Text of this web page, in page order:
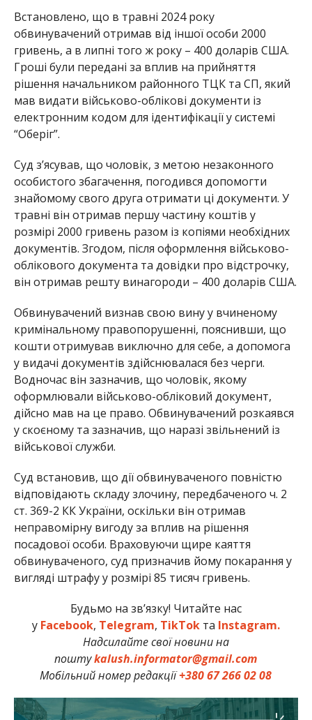
Встановлено, що в травні 2024 року
обвинувачений отримав від іншої особи 2000
гривень, а в липні того ж року – 400 доларів США.
Гроші були передані за вплив на прийняття
рішення начальником районного ТЦК та СП, який
мав видати військово-облікові документи із
електронним кодом для ідентифікації у системі
“Оберіг”.
Суд з’ясував, що чоловік, з метою незаконного
особистого збагачення, погодився допомогти
знайомому свого друга отримати ці документи. У
травні він отримав першу частину коштів у
розмірі 2000 гривень разом із копіями необхідних
документів. Згодом, після оформлення військово-
облікового документа та довідки про відстрочку,
він отримав решту винагороди – 400 доларів США.
Обвинувачений визнав свою вину у вчиненому
кримінальному правопорушенні, пояснивши, що
кошти отримував виключно для себе, а допомога
у видачі документів здійснювалася без черги.
Водночас він зазначив, що чоловік, якому
оформлювали військово-обліковий документ,
дійсно мав на це право. Обвинувачений розкаявся
у скоєному та зазначив, що наразі звільнений із
військової служби.
Суд встановив, що дії обвинуваченого повністю
відповідають складу злочину, передбаченого ч. 2
ст. 369-2 КК України, оскільки він отримав
неправомірну вигоду за вплив на рішення
посадової особи. Враховуючи щире каяття
обвинуваченого, суд призначив йому покарання у
вигляді штрафу у розмірі 85 тисяч гривень.
Будьмо на зв’язку! Читайте нас
у Facebook, Telegram, TikTokта Instagram.
Надсилайте свої новини на
поштуkalush.informator@gmail.com
Мобільний номер редакції+380 67 266 02 08